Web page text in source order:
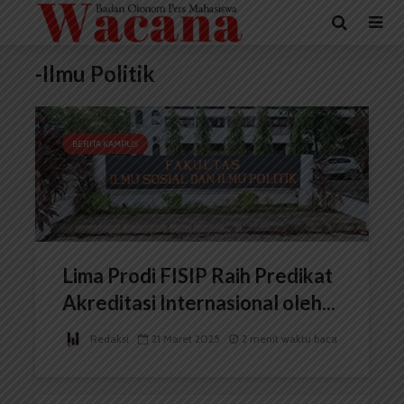
-Ilmu Politik
BERITA KAMPUS
Lima Prodi FISIP Raih Predikat
Akreditasi Internasional oleh...
Redaksi 21 Maret 2025 2 menit waktu baca